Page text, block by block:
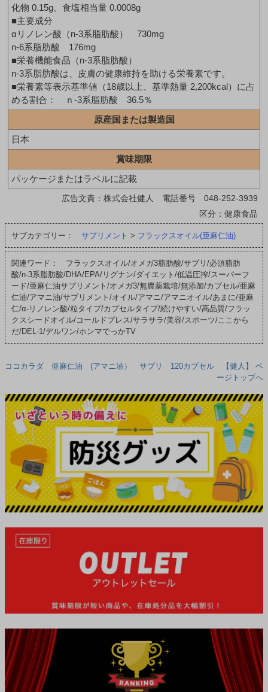
化物 0.15g、食塩相当量 0.0008g
■主要成分
αリノレン酸（n-3系脂肪酸） 730mg
n-6系脂肪酸 176mg
■栄養機能食品（n-3系脂肪酸）
n-3系脂肪酸は、皮膚の健康維持を助ける栄養素です。
■栄養素等表示基準値（18歳以上、基準熱量 2,200kcal）に占
める割合： ｎ-3系脂肪酸 36.5％
原産国または製造国
日本
賞味期限
パッケージまたはラベルに記載
広告文責：株式会社健人 電話番号 048-252-3939
区分：健康食品
サブカテゴリー： サプリメント > フラックスオイル(亜麻仁油)
関連ワード： フラックスオイル/オメガ3脂肪酸/サプリ/必須脂肪
酸/n-3系脂肪酸/DHA/EPA/リグナン/ダイエット/低温圧搾/スーパーフ
ード/亜麻仁油サプリメント/オメガ3/無農薬栽培/無添加/カプセル/亜麻
仁油/アマニ油/サプリメント/オイル/アマニ/アマニオイル/あまに/亜麻
仁/α-リノレン酸/粒タイプ/カプセルタイプ/続けやすい/高品質/フラッ
クスシードオイル/コールドプレス/サラサラ/美容/スポーツ/ここから
だ/DEL-1/デルワン/ホンマでっかTV
ココカラダ 亜麻仁油 (アマニ油） サプリ 120カプセル 【健人】 ペ
ージトップへ